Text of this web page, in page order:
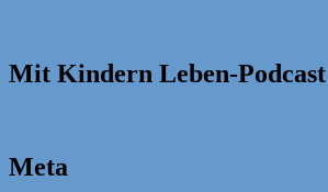
Mit Kindern Leben-Podcast
Meta